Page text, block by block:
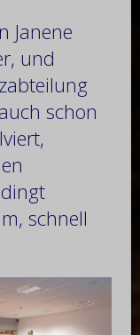
Janene
und
schon
schnell